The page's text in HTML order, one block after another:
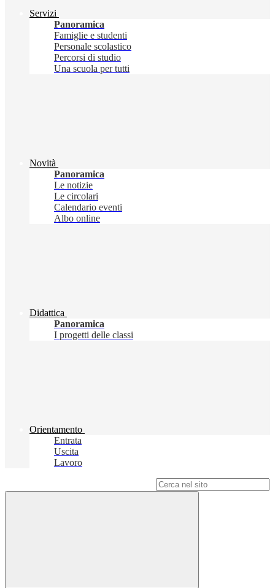
Servizi
Panoramica
Famiglie e studenti
Personale scolastico
Percorsi di studio
Una scuola per tutti
Novità
Panoramica
Le notizie
Le circolari
Calendario eventi
Albo online
Didattica
Panoramica
I progetti delle classi
Orientamento
Entrata
Uscita
Lavoro